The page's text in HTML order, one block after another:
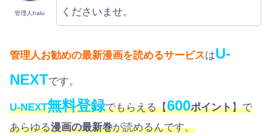
管理人halu
くださいませ。
管理人お勧めの最新漫画を読めるサービスはU-
NEXTです。
U-NEXT無料登録でもらえる【600ポイント】で
あらゆる漫画の最新巻が読めるんです。